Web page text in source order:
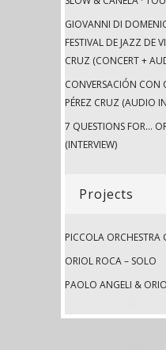
GIOVANNI DI
FESTIVAL DE JAZZ DE
CRUZ (CONCERT +
CONVERSACIÓN CON
PÉREZ CRUZ (AUDIO
7 QUESTIONS FOR…
(INTERVIEW)
Projects
PICCOLA ORCHESTRA
ORIOL ROCA – SOLO
PAOLO ANGELI &